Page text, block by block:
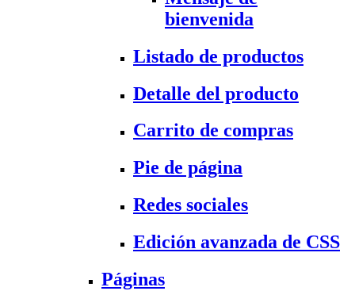
bienvenida
Listado de productos
Detalle del producto
Carrito de compras
Pie de página
Redes sociales
Edición avanzada de CSS
Páginas